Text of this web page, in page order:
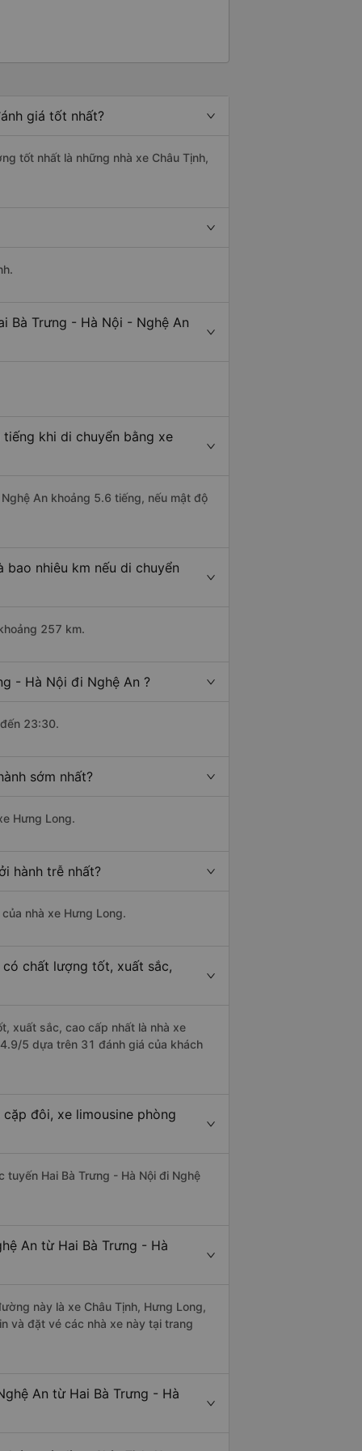
giá tốt nhất?
tốt nhất là những nhà xe Châu Tịnh,
Bà Trưng - Hà Nội - Nghệ An
khi di chuyển bằng xe
An khoảng 5.6 tiếng, nếu mật độ
bao nhiêu km nếu di chuyển
257 km.
- Hà Nội đi Nghệ An ?
23:30.
sớm nhất?
Hưng Long.
hành trễ nhất?
nhà xe Hưng Long.
chất lượng tốt, xuất sắc,
xuất sắc, cao cấp nhất là nhà xe
5 dựa trên 31 đánh giá của khách
đôi, xe limousine phòng
tuyến Hai Bà Trưng - Hà Nội đi Nghệ
An từ Hai Bà Trưng - Hà
này là xe Châu Tịnh, Hưng Long,
và đặt vé các nhà xe này tại trang
An từ Hai Bà Trưng - Hà